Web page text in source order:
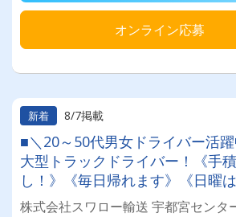
オンライン応募
新着 8/7掲載
■＼20～50代男女ドライバー活
大型トラックドライバー！《手
し！》《毎日帰れます》《日曜
絶らくらく運転♪
株式会社スワロー輸送 宇都宮センタ